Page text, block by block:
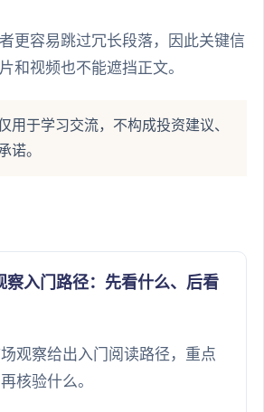
更容易跳过冗长段落，因此关键信
和视频也不能遮挡正文。
用于学习交流，不构成投资建议、
诺。
察入门路径：先看什么、后看
观察给出入门阅读路径，重点
核验什么。